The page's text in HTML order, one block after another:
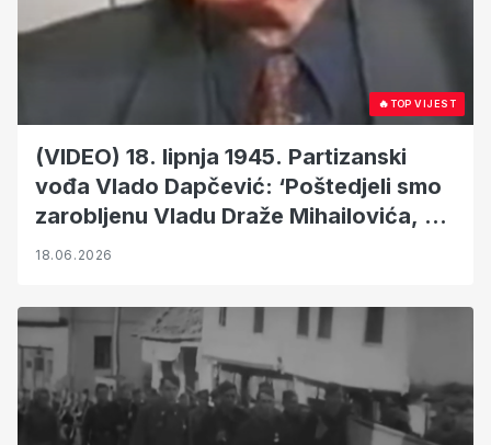
🔥TOP VIJEST
(VIDEO) 18. lipnja 1945. Partizanski
vođa Vlado Dapčević: ‘Poštedjeli smo
zarobljenu Vladu Draže Mihailovića, ali
ustaše smo sve ubijali!’
18.06.2026